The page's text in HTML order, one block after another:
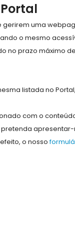
gerirem uma
o mesmo
no prazo máximo
listada no
com o
o nosso